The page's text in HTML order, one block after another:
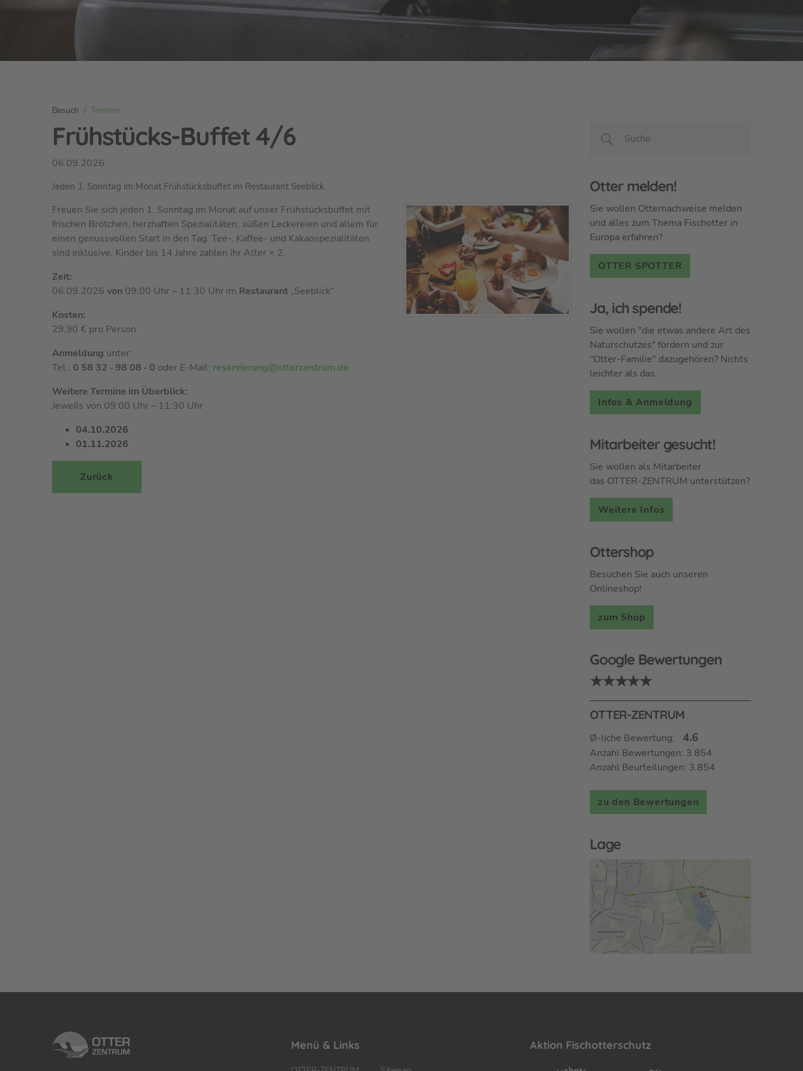
S
i
n
h
i
e
r
Besuch Termine
Frühstücks-Buffet 4/6
06.09.2026
Jeden 1. Sonntag im Monat Frühstücksbuffet im Restaurant Seeblick.
Freuen Sie sich jeden 1. Sonntag im Monat auf unser Frühstücksbuffet mit
frischen Brötchen, herzhaften Spezialitäten, süßen Leckereien und allem für
einen genussvollen Start in den Tag. Tee-, Kaffee- und Kakaospezialitäten
sind inklusive. Kinder bis 14 Jahre zahlen ihr Alter × 2.
Zeit:
06.09.2026 von 09:00 Uhr – 11:30 Uhr im Restaurant „Seeblick“
Kosten:
29,90 € pro Person
Anmeldung unter:
Tel.: 0 58 32 - 98 08 - 0 oder E-Mail: reservierung@otterzentrum.de
Weitere Termine im Überblick:
Jeweils von 09:00 Uhr – 11:30 Uhr
04.10.2026
01.11.2026
Zurück
Otter melden!
Sie wollen Otternachweise melden
und alles zum Thema Fischotter in
Europa erfahren?
OTTER SPOTTER
Ja, ich spende!
Sie wollen "die etwas andere Art des
Naturschutzes" fördern und zur
"Otter-Familie" dazugehören? Nichts
leichter als das.
Infos & Anmeldung
Mitarbeiter gesucht!
Sie wollen als Mitarbeiter
das OTTER-ZENTRUM unterstützen?
Weitere Infos
Ottershop
Besuchen Sie auch unseren
Onlineshop!
zum Shop
Google Bewertungen
★★★★★
OTTER-ZENTRUM
Ø-liche Bewertung: 4.6
Anzahl Bewertungen: 3.854
Anzahl Beurteilungen: 3.854
zu den Bewertungen
Lage
Menü & Links Aktion Fischotterschutz